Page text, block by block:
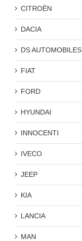
CITROËN
DACIA
DS AUTOMOBILES
FIAT
FORD
HYUNDAI
INNOCENTI
IVECO
JEEP
KIA
LANCIA
MAN